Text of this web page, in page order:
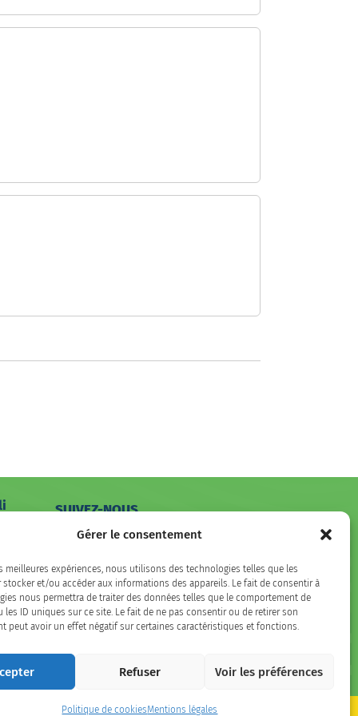
Gérer le consentement
meilleures expériences, nous utilisons des technologies telles que les
et/ou accéder aux informations des appareils. Le fait de consentir à
nous permettra de traiter des données telles que le comportement de
les ID uniques sur ce site. Le fait de ne pas consentir ou de retirer son
peut avoir un effet négatif sur certaines caractéristiques et fonctions.
Refuser Voir les préférences
Politique de cookiesMentions légales
SUIVEZ-NOUS